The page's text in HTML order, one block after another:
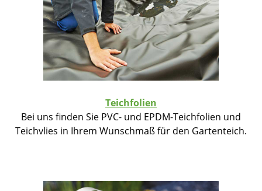
Teichfolien
Bei uns finden Sie PVC- und EPDM-Teichfolien und
Teichvlies in Ihrem Wunschmaß für den Gartenteich.